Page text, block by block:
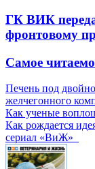
ГК ВИК
фронтовому
Самое
Печень под
желчегонного
Как ученые
Как рождается
сериал «ВиЖ»